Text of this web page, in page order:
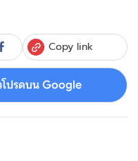
Copy link
โปรดบน Google